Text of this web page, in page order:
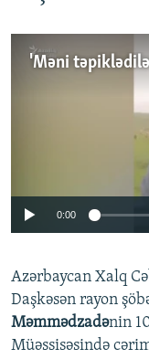
Auto
No media
0:00
Azərbaycan Xalq
Daşkəsən rayon
Məmmədzadənin
Müəssisəsində